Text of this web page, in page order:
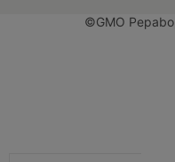
©GMO